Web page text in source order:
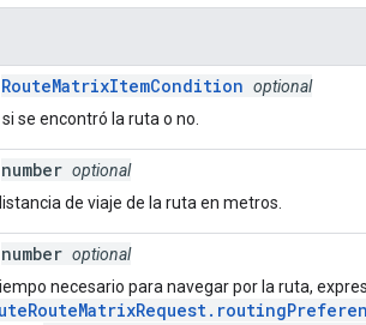
RouteMatrixItemCondition optional
si se encontró la ruta o no.
number optional
de viaje de la ruta en metros.
number optional
necesario para navegar por la ruta,